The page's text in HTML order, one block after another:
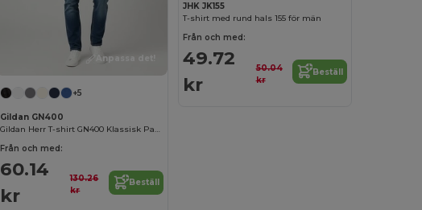
Anpassa det!
+5
Gildan GN400
Gildan Herr T-shirt GN400 Klassisk Passform
Från och med:
60.14
kr
130.26
kr
Beställ
JHK JK155
T-shirt med rund hals 155 för män
Från och med:
49.72
kr
50.04
kr
Beställ